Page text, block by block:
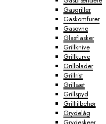
Gasgriller
Gaskomfurer
Gasovne
Glasflasker
Grillknive
Grillkurve
Grillplader
Grillrist
Grillsæt
Grillspyd
Grilltilbehør
Grydelåg